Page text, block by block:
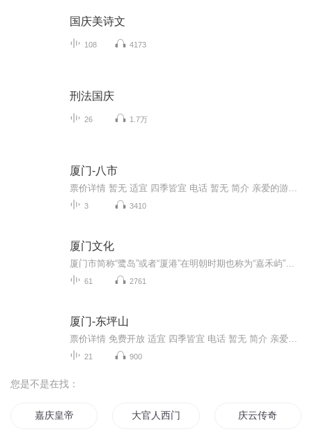
国庆美诗文
108 4173
刑法国庆
26 1.7万
厦门-八市
3 3410
厦门文化
61 2761
厦门-东坪山
21 900
您是不是在找：
嘉庆皇帝 大官人西门庆 庆云传奇